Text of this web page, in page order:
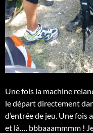
Une fois la machine
le départ directement
d’entrée de jeu. Une fois
et là…. bbbaaammmm !